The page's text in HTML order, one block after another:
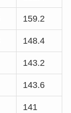
159.2
148.4
143.2
143.6
141